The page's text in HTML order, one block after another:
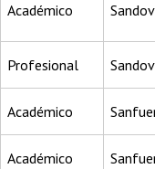
Académico
Profesional
Académico
Académico